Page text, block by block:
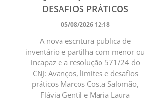
DESAFIOS PRÁTICOS
05/08/2026 12:18
A nova escritura pública de
inventário e partilha com menor ou
incapaz e a resolução 571/24 do
CNJ: Avanços, limites e desafios
práticos Marcos Costa Salomão,
Flávia Gentil e Maria Laura